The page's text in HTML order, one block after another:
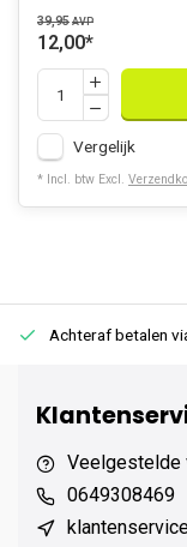
39,95 AVP
12,00*
Vergelijk
* Incl. btw Excl.
Achteraf betalen
Veelgestelde
0649308469